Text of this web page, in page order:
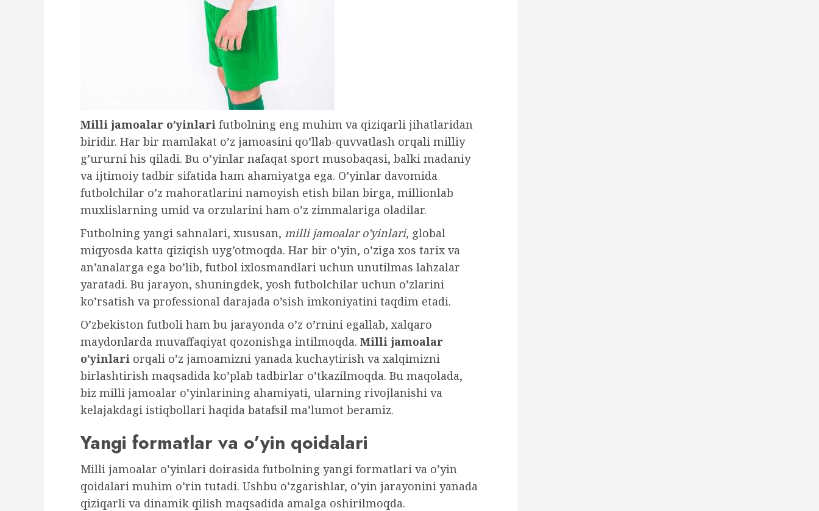
Milli jamoalar o’yinlari futbolning eng muhim va qiziqarli jihatlaridan
biridir. Har bir mamlakat o’z jamoasini qo’llab-quvvatlash orqali milliy
g’ururni his qiladi. Bu o’yinlar nafaqat sport musobaqasi, balki madaniy
va ijtimoiy tadbir sifatida ham ahamiyatga ega. O’yinlar davomida
futbolchilar o’z mahoratlarini namoyish etish bilan birga, millionlab
muxlislarning umid va orzularini ham o’z zimmalariga oladilar.
Futbolning yangi sahnalari, xususan, milli jamoalar o’yinlari, global
miqyosda katta qiziqish uyg’otmoqda. Har bir o’yin, o’ziga xos tarix va
an’analarga ega bo’lib, futbol ixlosmandlari uchun unutilmas lahzalar
yaratadi. Bu jarayon, shuningdek, yosh futbolchilar uchun o’zlarini
ko’rsatish va professional darajada o’sish imkoniyatini taqdim etadi.
O’zbekiston futboli ham bu jarayonda o’z o’rnini egallab, xalqaro
maydonlarda muvaffaqiyat qozonishga intilmoqda. Milli jamoalar
o’yinlari orqali o’z jamoamizni yanada kuchaytirish va xalqimizni
birlashtirish maqsadida ko’plab tadbirlar o’tkazilmoqda. Bu maqolada,
biz milli jamoalar o’yinlarining ahamiyati, ularning rivojlanishi va
kelajakdagi istiqbollari haqida batafsil ma’lumot beramiz.
Yangi formatlar va o’yin qoidalari
Milli jamoalar o’yinlari doirasida futbolning yangi formatlari va o’yin
qoidalari muhim o’rin tutadi. Ushbu o’zgarishlar, o’yin jarayonini yanada
qiziqarli va dinamik qilish maqsadida amalga oshirilmoqda.